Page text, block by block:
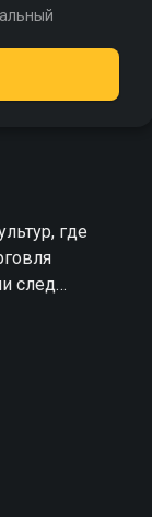
где
след